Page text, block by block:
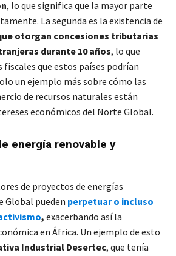
, lo que significa que la mayor parte
La segunda es la existencia de
otorgan concesiones tributarias
durante 10 años, lo que
que estos países podrían
un ejemplo más sobre cómo las
de recursos naturales están
económicos del Norte Global.
energía renovable y
de proyectos de energías
Global pueden perpetuar o incluso
smo, exacerbando así la
en África. Un ejemplo de esto
Industrial Desertec, que tenía